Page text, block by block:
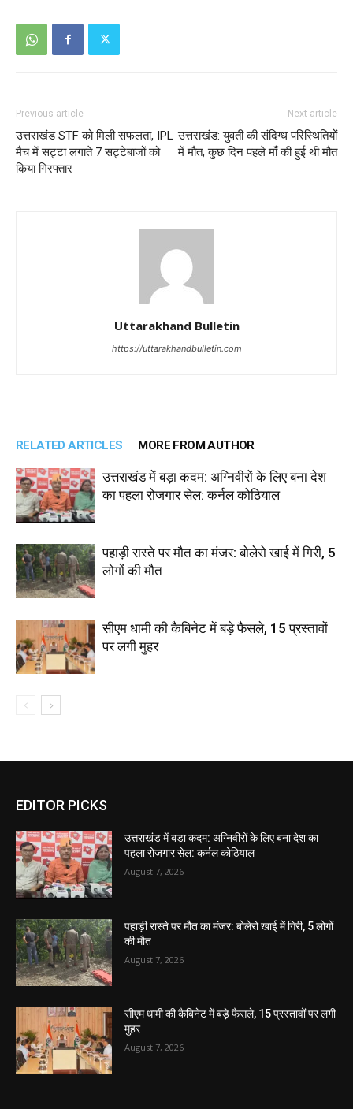
Previous article
उत्तराखंड STF को मिली सफलता, IPL
मैच में सट्टा लगाते 7 सट्टेबाजों को
किया गिरफ्तार
Next article
उत्तराखंड: युवती की संदिग्ध परिस्थितियों
में मौत, कुछ दिन पहले माँ की हुई थी मौत
Uttarakhand Bulletin
https://uttarakhandbulletin.com
RELATED ARTICLES MORE FROM AUTHOR
उत्तराखंड में बड़ा कदम: अग्निवीरों के लिए बना देश
का पहला रोजगार सेल: कर्नल कोठियाल
पहाड़ी रास्ते पर मौत का मंजर: बोलेरो खाई में गिरी, 5
लोगों की मौत
सीएम धामी की कैबिनेट में बड़े फैसले, 15 प्रस्तावों
पर लगी मुहर
EDITOR PICKS
उत्तराखंड में बड़ा कदम: अग्निवीरों के लिए बना देश का
पहला रोजगार सेल: कर्नल कोठियाल
August 7, 2026
पहाड़ी रास्ते पर मौत का मंजर: बोलेरो खाई में गिरी, 5 लोगों
की मौत
August 7, 2026
सीएम धामी की कैबिनेट में बड़े फैसले, 15 प्रस्तावों पर लगी
मुहर
August 7, 2026